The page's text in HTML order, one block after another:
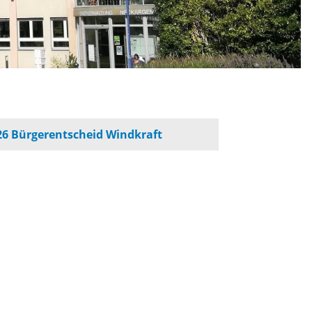
Freiwilligentage
Bürgerentscheid Windkraft